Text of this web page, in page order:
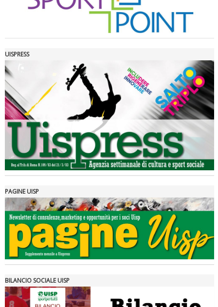
Luglio 2026: "Pensando con i piedi, si possono fare le
rivoluzioni"
Tiziano Pesce a Radio InBlu2000 traccia il bilancio della stagione
UISPRESS
PAGINE UISP
BILANCIO SOCIALE UISP